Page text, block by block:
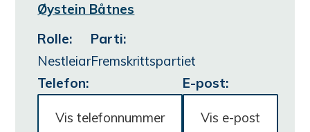
Øystein Båtnes
Rolle:
Nestleiar
Parti:
Fremskrittspartiet
Telefon:
Vis telefonnummer
E-post:
Vis e-post